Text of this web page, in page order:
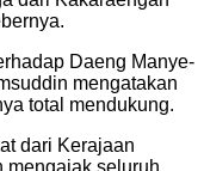
Daeng Manye-
mengatakan
total mendukung.
dari Kerajaan